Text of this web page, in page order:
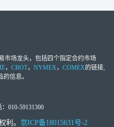
市场龙头，包括四个指定合约市场
， CBOT， NYMEX， COMEX的链接,
信息。
010-59131300
利。 京ICP备18015631号-2